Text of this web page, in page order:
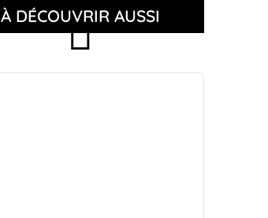
À DÉCOUVRIR AUSSI